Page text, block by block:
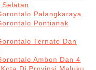
Selatan
Palangkaraya
Pontianak
Ternate Dan
Ambon Dan 4